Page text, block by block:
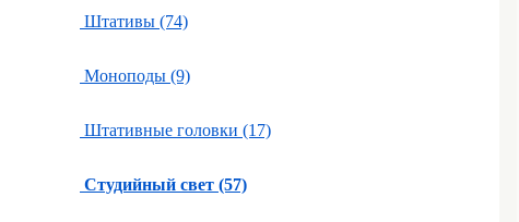
Штативы (74)
Моноподы (9)
Штативные головки (17)
Студийный свет (57)